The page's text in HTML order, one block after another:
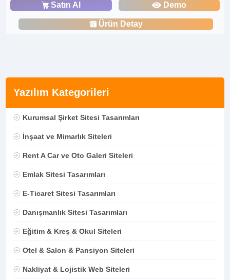
Yazılım Kategorileri
Kurumsal Şirket Sitesi Tasarımları
İnşaat ve Mimarlık Siteleri
Rent A Car ve Oto Galeri Siteleri
Emlak Sitesi Tasarımları
E-Ticaret Sitesi Tasarımları
Danışmanlık Sitesi Tasarımları
Eğitim & Kreş & Okul Siteleri
Otel & Salon & Pansiyon Siteleri
Nakliyat & Lojistik Web Siteleri
Satın Al Demo
Ürün Detay